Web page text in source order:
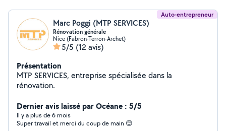
Auto-entrepreneur
Marc Poggi (MTP SERVICES)
Rénovation générale
Nice (Fabron-Terron-Archet)
5/5 (12 avis)
Présentation
MTP SERVICES, entreprise spécialisée dans la
rénovation.
Dernier avis laissé par Océane : 5/5
Il y a plus de 6 mois
Super travail et merci du coup de main 😊